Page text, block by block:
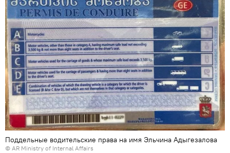
Поддельные водительские права на имя Эльчина Адыгезалова
© AR Ministry of Internal Affairs